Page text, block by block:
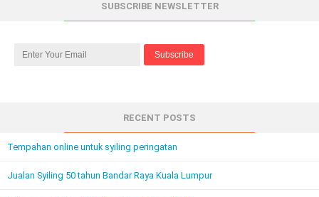
SUBSCRIBE NEWSLETTER
RECENT POSTS
Tempahan online untuk syiling peringatan
Jualan Syiling 50 tahun Bandar Raya Kuala Lumpur